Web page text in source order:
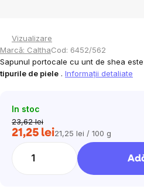
Vizualizare
Marcă: CalthaCod: 6452/562
Sapunul portocale cu unt de shea
tipurile de piele . Informaţii detaliate
In stoc
23,62 lei
21,25 leiEvaluare
21,25 lei / 100 g